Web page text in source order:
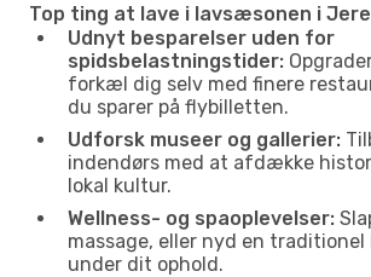
Top ting at lave i lavsæsonen i
Udnyt besparelser uden for
spidsbelastningstider:
forkæl dig selv med finere
du sparer på flybilletten.
Udforsk museer og gallerier:
indendørs med at afdække
lokal kultur.
Wellness- og spaoplevelser:
massage, eller nyd en
under dit ophold.